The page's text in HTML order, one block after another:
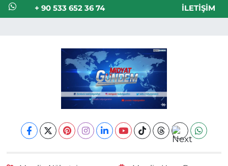
+ 90 533 652 36 74 İLETIŞIM